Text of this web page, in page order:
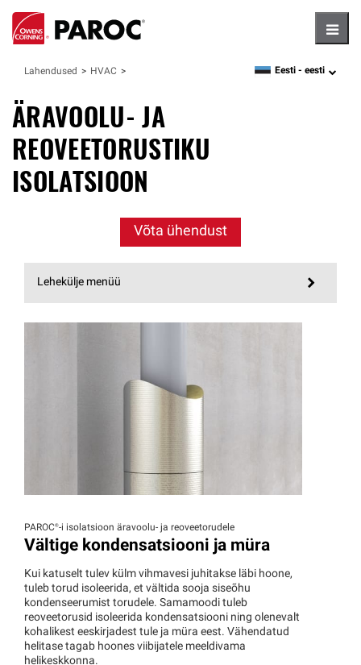
Lahendused HVAC language
Eesti - eesti
ÄRAVOOLU- JA
REOVEETORUSTIKU
ISOLATSIOON
Võta ühendust
Lehekülje menüü
PAROC®-i isolatsioon äravoolu- ja reoveetorudele
Vältige kondensatsiooni ja müra
Kui katuselt tulev külm vihmavesi juhitakse läbi hoone,
tuleb torud isoleerida, et vältida sooja siseõhu
kondenseerumist torudele. Samamoodi tuleb
reoveetorusid isoleerida kondensatsiooni ning olenevalt
kohalikest eeskirjadest tule ja müra eest. Vähendatud
helitase tagab hoones viibijatele meeldivama
helikeskkonna.